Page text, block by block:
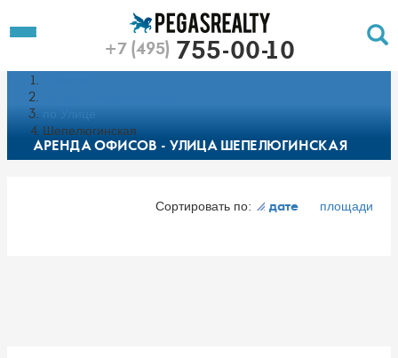
Toggle
Push
+7 (495) 755-00-10
Шепелюгинская
АРЕНДА ОФИСОВ - УЛИЦА ШЕПЕЛЮГИНСКАЯ
Сортировать по: дате площади